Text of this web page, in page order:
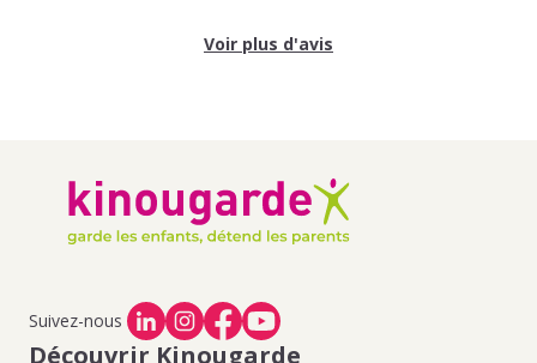
Voir plus d'avis
Suivez-nous
Découvrir Kinougarde